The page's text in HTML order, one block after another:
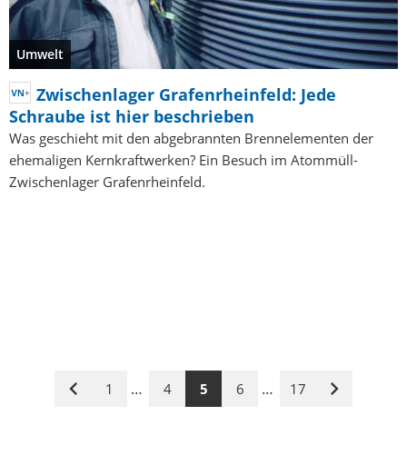
Umwelt
Zwischenlager Grafenrheinfeld: Jede
Schraube ist hier beschrieben
Was geschieht mit den abgebrannten Brennelementen der
ehemaligen Kernkraftwerken? Ein Besuch im Atommüll-
Zwischenlager Grafenrheinfeld.
Vorige
1 … 4 5 6 … 17
Nächste